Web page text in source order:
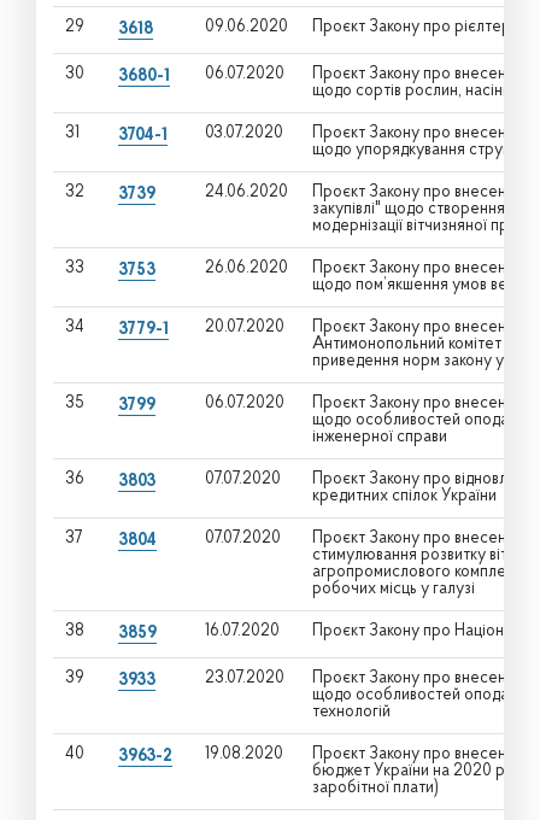
29 3618 09.06.2020 Проєкт Закону про рієлтерську
30 3680-1 06.07.2020
Проєкт Закону про внесення
щодо сортів рослин, насіння
31 3704-1 03.07.2020
Проєкт Закону про внесення
щодо упорядкування
32 3739 24.06.2020
Проєкт Закону про внесення
закупівлі" щодо створення
модернізації вітчизняної
33 3753 26.06.2020
Проєкт Закону про внесення
щодо пом’якшення умов
34 3779-1 20.07.2020
Проєкт Закону про внесення
Антимонопольний комітет
приведення норм закону у
35 3799 06.07.2020
Проєкт Закону про внесення
щодо особливостей
інженерної справи
36 3803 07.07.2020
Проєкт Закону про
кредитних спілок України
37 3804 07.07.2020
Проєкт Закону про внесення
стимулювання розвитку
агропромислового
робочих місць у галузі
38 3859 16.07.2020 Проєкт Закону про
39 3933 23.07.2020
Проєкт Закону про внесення
щодо особливостей
технологій
40 3963-2 19.08.2020
Проєкт Закону про внесення
бюджет України на 2020 рік"
заробітної плати)